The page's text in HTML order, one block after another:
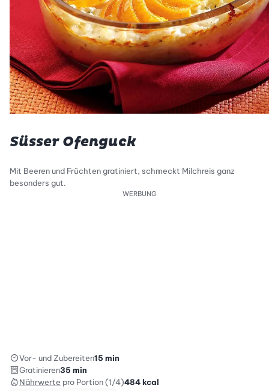
Süsser Ofenguck
Mit Beeren und Früchten gratiniert, schmeckt Milchreis ganz
besonders gut.
WERBUNG
Vor- und Zubereiten15 min
Gratinieren35 min
Nährwerte pro Portion (1/4)484kcal